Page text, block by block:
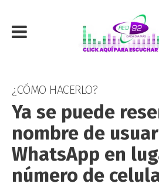
¿CÓMO HACERLO?
Ya se puede
nombre de
WhatsApp en
número de